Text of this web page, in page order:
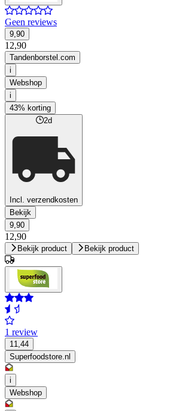
Geen reviews
9,90
12,90
Tandenborstel.com
i
Webshop
i
43% korting
2d
Incl. verzendkosten
Bekijk
9,90
12,90
Bekijk product Bekijk product
1 review
11,44
Superfoodstore.nl
i
Webshop